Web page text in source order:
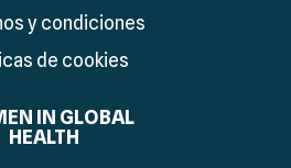
y condiciones
de cookies
IN GLOBAL
HEALTH